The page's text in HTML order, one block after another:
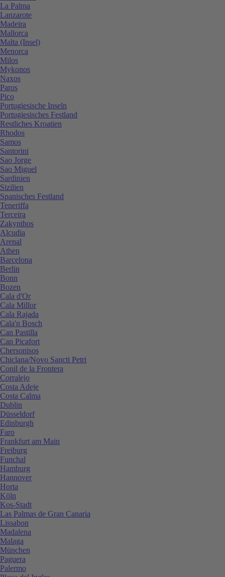
La Palma
Lanzarote
Madeira
Mallorca
Malta (Insel)
Menorca
Milos
Mykonos
Naxos
Paros
Pico
Portugiesische Inseln
Portugiesisches Festland
Restliches Kroatien
Rhodos
Samos
Santorini
Sao Jorge
Sao Miguel
Sardinien
Sizilien
Spanisches Festland
Teneriffa
Terceira
Zakynthos
Alcudia
Arenal
Athen
Barcelona
Berlin
Bonn
Bozen
Cala d'Or
Cala Millor
Cala Rajada
Cala'n Bosch
Can Pastilla
Can Picafort
Chersonisos
Chiclana/Novo Sancti Petri
Conil de la Frontera
Corralejo
Costa Adeje
Costa Calma
Dublin
Düsseldorf
Edinburgh
Faro
Frankfurt am Main
Freiburg
Funchal
Hamburg
Hannover
Horta
Köln
Kos-Stadt
Las Palmas de Gran Canaria
Lissabon
Madalena
Malaga
München
Paguera
Palermo